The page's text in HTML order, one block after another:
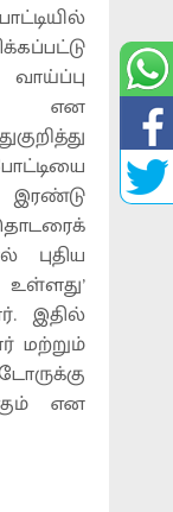
என
இரண்டு
புதிய
இதில்
மற்றும்
என